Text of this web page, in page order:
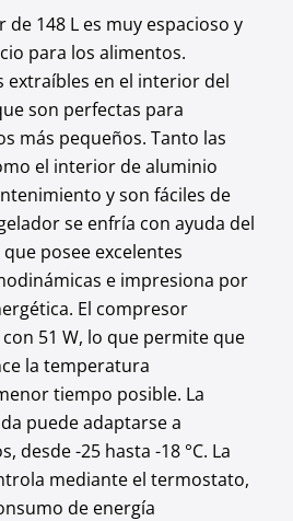
de 148 L es muy espacioso y
para los alimentos.
extraíbles en el interior del
son perfectas para
más pequeños. Tanto las
el interior de aluminio
y son fáciles de
se enfría con ayuda del
posee excelentes
e impresiona por
El compresor
51 W, lo que permite que
la temperatura
tiempo posible. La
puede adaptarse a
desde -25 hasta -18 °C. La
mediante el termostato,
de energía